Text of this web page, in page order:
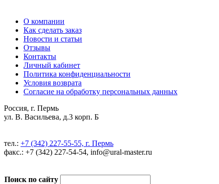
О компании
Как сделать заказ
Новости и статьи
Отзывы
Контакты
Личный кабинет
Политика конфиденциальности
Условия возврата
Согласие на обработку персональных данных
Россия, г. Пермь
ул. В. Васильева, д.3 корп. Б
тел.: +7 (342) 227-55-55, г. Пермь
факс.: +7 (342) 227-54-54, info@ural-master.ru
Поиск по сайту